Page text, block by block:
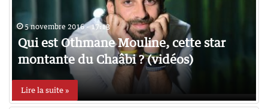
5 novembre 2016 - 17:13
Qui est Othmane Mouline, cette star
montante du Chaâbi ? (vidéos)
Lire la suite »